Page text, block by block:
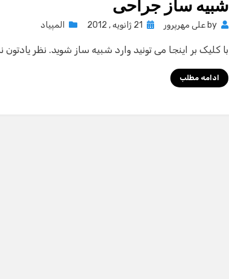
شبیه ساز جراحی
by علی مهرپرور
Posted
21 ژانویه , 2012 المپیاد
با کلیک بر اینجا می تونید وارد شبیه ساز شوید. نظر یادتون
ادامه مطلب